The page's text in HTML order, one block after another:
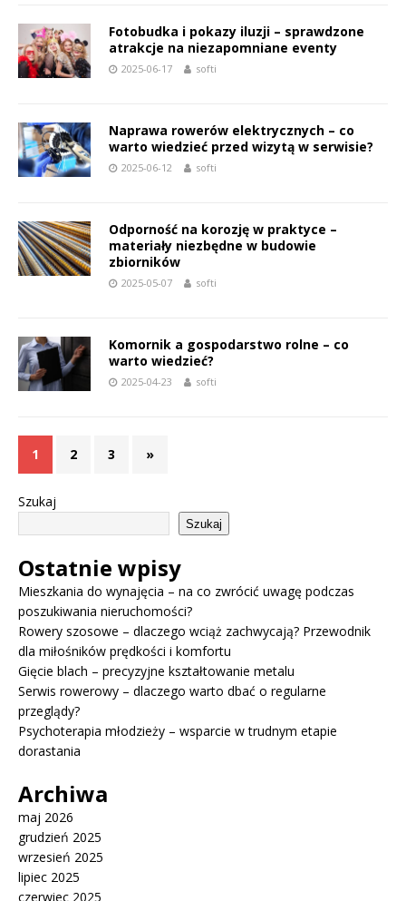
Fotobudka i pokazy iluzji – sprawdzone
atrakcje na niezapomniane eventy
2025-06-17 softi
Naprawa rowerów elektrycznych – co
warto wiedzieć przed wizytą w serwisie?
2025-06-12 softi
Odporność na korozję w praktyce –
materiały niezbędne w budowie
zbiorników
2025-05-07 softi
Komornik a gospodarstwo rolne – co
warto wiedzieć?
2025-04-23 softi
1 2 3 »
Szukaj
Szukaj
Ostatnie wpisy
Mieszkania do wynajęcia – na co zwrócić uwagę podczas
poszukiwania nieruchomości?
Rowery szosowe – dlaczego wciąż zachwycają? Przewodnik
dla miłośników prędkości i komfortu
Gięcie blach – precyzyjne kształtowanie metalu
Serwis rowerowy – dlaczego warto dbać o regularne
przeglądy?
Psychoterapia młodzieży – wsparcie w trudnym etapie
dorastania
Archiwa
maj 2026
grudzień 2025
wrzesień 2025
lipiec 2025
czerwiec 2025